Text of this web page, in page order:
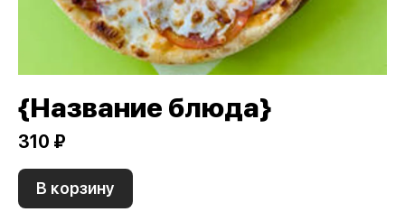
{Название блюда}
310 ₽
В корзину